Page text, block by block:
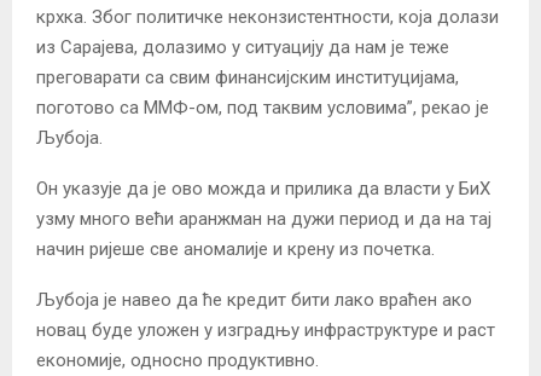
крхка. Због политичке неконзистентности, која долази
из Сарајева, долазимо у ситуацију да нам је теже
преговарати са свим финансијским институцијама,
поготово са ММФ-ом, под таквим условима”, рекао је
Љубоја.
Он указује да је ово можда и прилика да власти у БиХ
узму много већи аранжман на дужи период и да на тај
начин ријеше све аномалије и крену из почетка.
Љубоја је навео да ће кредит бити лако враћен ако
новац буде уложен у изградњу инфраструктуре и раст
економије, односно продуктивно.